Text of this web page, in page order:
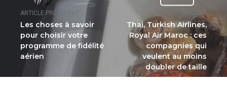
ARTICLE PRÉCÉDENT
Les choses à savoir
pour choisir votre
programme de fidélité
aérien
ARTICLE SUIVANT
Thai, Turkish Airlines,
Royal Air Maroc : ces
compagnies qui
veulent au moins
doubler de taille